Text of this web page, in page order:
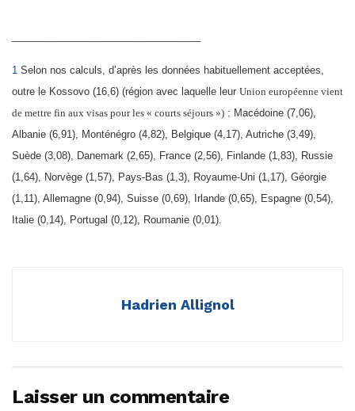
1 Selon nos calculs, d’après les données habituellement acceptées,
outre le Kossovo (16,6) (région avec laquelle leur Union européenne vient
de mettre fin aux visas pour les « courts séjours ») : Macédoine (7,06),
Albanie (6,91), Monténégro (4,82), Belgique (4,17), Autriche (3,49),
Suède (3,08), Danemark (2,65), France (2,56), Finlande (1,83), Russie
(1,64), Norvège (1,57), Pays-Bas (1,3), Royaume-Uni (1,17), Géorgie
(1,11), Allemagne (0,94), Suisse (0,69), Irlande (0,65), Espagne (0,54),
Italie (0,14), Portugal (0,12), Roumanie (0,01).
Hadrien Allignol
Laisser un commentaire